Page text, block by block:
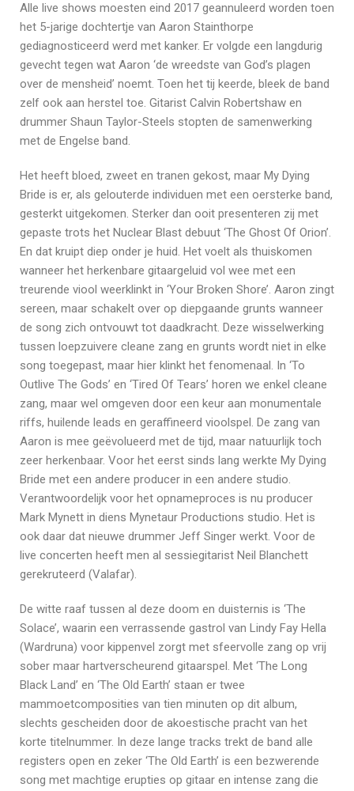
Alle live shows moesten eind 2017 geannuleerd worden toen
het 5-jarige dochtertje van Aaron Stainthorpe
gediagnosticeerd werd met kanker. Er volgde een langdurig
gevecht tegen wat Aaron ‘de wreedste van God’s plagen
over de mensheid’ noemt. Toen het tij keerde, bleek de band
zelf ook aan herstel toe. Gitarist Calvin Robertshaw en
drummer Shaun Taylor-Steels stopten de samenwerking
met de Engelse band.
Het heeft bloed, zweet en tranen gekost, maar My Dying
Bride is er, als gelouterde individuen met een oersterke band,
gesterkt uitgekomen. Sterker dan ooit presenteren zij met
gepaste trots het Nuclear Blast debuut ‘The Ghost Of Orion’.
En dat kruipt diep onder je huid. Het voelt als thuiskomen
wanneer het herkenbare gitaargeluid vol wee met een
treurende viool weerklinkt in ‘Your Broken Shore’. Aaron zingt
sereen, maar schakelt over op diepgaande grunts wanneer
de song zich ontvouwt tot daadkracht. Deze wisselwerking
tussen loepzuivere cleane zang en grunts wordt niet in elke
song toegepast, maar hier klinkt het fenomenaal. In ‘To
Outlive The Gods’ en ‘Tired Of Tears’ horen we enkel cleane
zang, maar wel omgeven door een keur aan monumentale
riffs, huilende leads en geraffineerd vioolspel. De zang van
Aaron is mee geëvolueerd met de tijd, maar natuurlijk toch
zeer herkenbaar. Voor het eerst sinds lang werkte My Dying
Bride met een andere producer in een andere studio.
Verantwoordelijk voor het opnameproces is nu producer
Mark Mynett in diens Mynetaur Productions studio. Het is
ook daar dat nieuwe drummer Jeff Singer werkt. Voor de
live concerten heeft men al sessiegitarist Neil Blanchett
gerekruteerd (Valafar).
De witte raaf tussen al deze doom en duisternis is ‘The
Solace’, waarin een verrassende gastrol van Lindy Fay Hella
(Wardruna) voor kippenvel zorgt met sfeervolle zang op vrij
sober maar hartverscheurend gitaarspel. Met ‘The Long
Black Land’ en ‘The Old Earth’ staan er twee
mammoetcomposities van tien minuten op dit album,
slechts gescheiden door de akoestische pracht van het
korte titelnummer. In deze lange tracks trekt de band alle
registers open en zeker ‘The Old Earth’ is een bezwerende
song met machtige erupties op gitaar en intense zang die